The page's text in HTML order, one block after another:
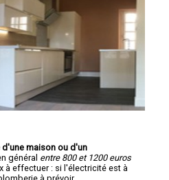
maison ou d'un
général entre 800 et 1200 euros
à effectuer : si l'électricité est à